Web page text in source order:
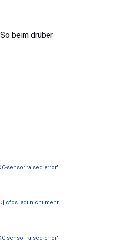
beim drüber
sensor raised error"
cfos lädt nicht mehr
sensor raised error"